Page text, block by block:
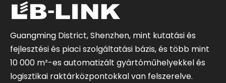
Guangming District, Shenzhen, mint kutatási és
fejlesztési és piaci szolgáltatási bázis, és több mint
10 000 m²-es automatizált gyártóműhelyekkel és
logisztikai raktárközpontokkal van felszerelve.